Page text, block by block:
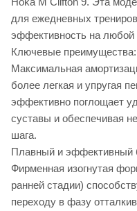
для ежедневных
эффективность на любой
Ключевые преимущества:
Максимальная
более легкая и упругая
эффективно поглощает
суставы и обеспечивая
шага.
Плавный и эффективный
Фирменная изогнутая
ранней стадии)
переходу в фазу